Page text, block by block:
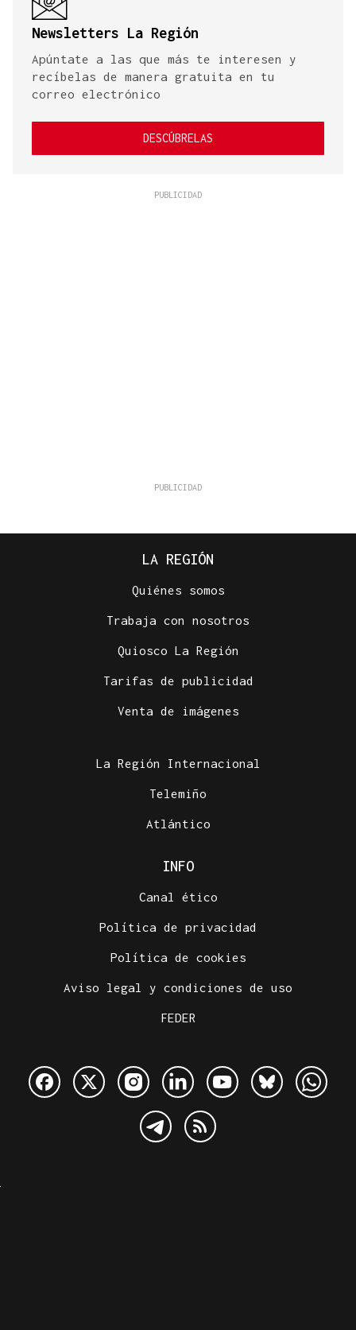
Newsletters La Región
Apúntate a las que más te interesen y
recíbelas de manera gratuita en tu
correo electrónico
DESCÚBRELAS
LA REGIÓN
Quiénes somos
Trabaja con nosotros
Quiosco La Región
Tarifas de publicidad
Venta de imágenes
La Región Internacional
Telemiño
Atlántico
INFO
Canal ético
Política de privacidad
Política de cookies
Aviso legal y condiciones de uso
FEDER